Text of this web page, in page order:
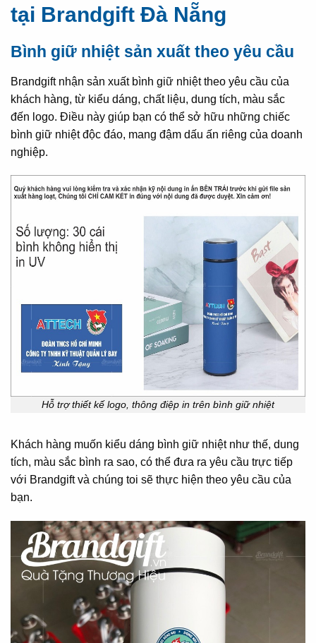
tại Brandgift Đà Nẵng
Bình giữ nhiệt sản xuất theo yêu cầu
Brandgift nhận sản xuất bình giữ nhiệt theo yêu cầu của
khách hàng, từ kiểu dáng, chất liệu, dung tích, màu sắc
đến logo. Điều này giúp bạn có thể sở hữu những chiếc
bình giữ nhiệt độc đáo, mang đậm dấu ấn riêng của doanh
nghiệp.
Hỗ trợ thiết kế logo, thông điệp in trên bình giữ nhiệt
Khách hàng muốn kiểu dáng bình giữ nhiệt như thế, dung
tích, màu sắc bình ra sao, có thể đưa ra yêu cầu trực tiếp
với Brandgift và chúng toi sẽ thực hiện theo yêu cầu của
bạn.